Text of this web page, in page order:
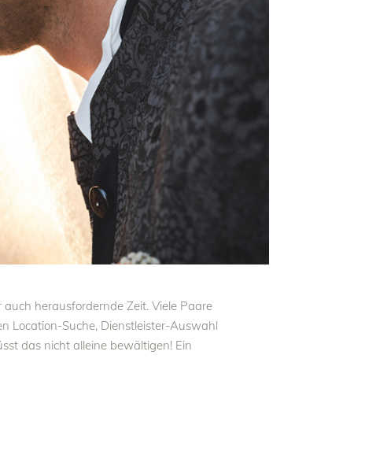
herausfordernde Zeit. Viele Paare
Location-Suche, Dienstleister-Auswahl
das nicht alleine bewältigen! Ein